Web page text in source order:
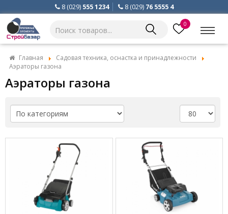
8 (029) 555 1234 8 (029) 76 5555 4
0
Главная
Садовая техника, оснастка и принадлежности
Аэраторы газона
Аэраторы газона